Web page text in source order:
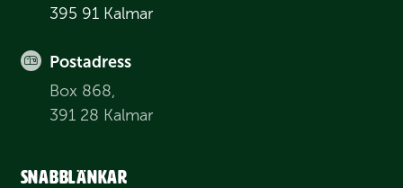
395 91 Kalmar
Postadress
Box 868,
391 28 Kalmar
Snabblänkar